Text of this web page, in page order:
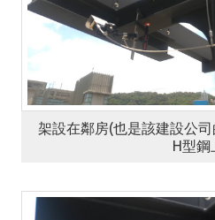
架設在鄰房(也是該建設公
H型鋼